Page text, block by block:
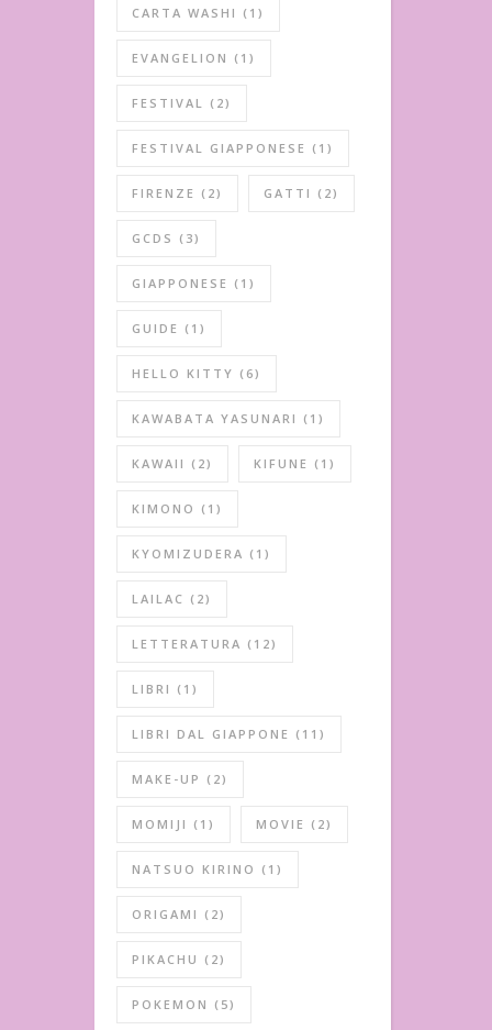
CARTA WASHI (1)
EVANGELION (1)
FESTIVAL (2)
FESTIVAL GIAPPONESE (1)
FIRENZE (2) GATTI (2)
GCDS (3)
GIAPPONESE (1)
GUIDE (1)
HELLO KITTY (6)
KAWABATA YASUNARI (1)
KAWAII (2) KIFUNE (1)
KIMONO (1)
KYOMIZUDERA (1)
LAILAC (2)
LETTERATURA (12)
LIBRI (1)
LIBRI DAL GIAPPONE (11)
MAKE-UP (2)
MOMIJI (1) MOVIE (2)
NATSUO KIRINO (1)
ORIGAMI (2)
PIKACHU (2)
POKEMON (5)